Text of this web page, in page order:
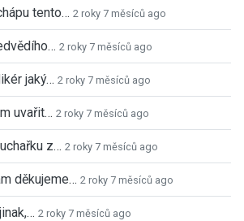
tento… 2 roky 7 měsíců ago
2 roky 7 měsíců ago
jaký… 2 roky 7 měsíců ago
uvařit… 2 roky 7 měsíců ago
z… 2 roky 7 měsíců ago
děkujeme… 2 roky 7 měsíců ago
2 roky 7 měsíců ago